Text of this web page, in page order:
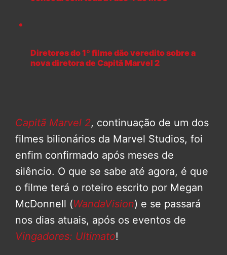
Diretores do 1º filme dão veredito sobre a
nova diretora de Capitã Marvel 2
Capitã Marvel 2, continuação de um dos
filmes bilionários da Marvel Studios, foi
enfim confirmado após meses de
silêncio. O que se sabe até agora, é que
o filme terá o roteiro escrito por Megan
McDonnell (WandaVision) e se passará
nos dias atuais, após os eventos de
Vingadores: Ultimato!